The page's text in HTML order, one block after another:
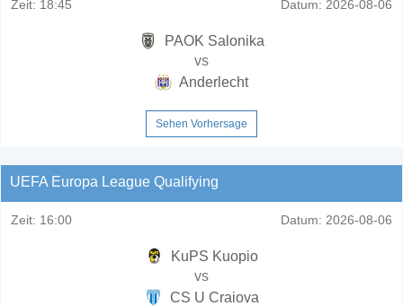
Zeit: 18:45 Datum: 2026-08-06
PAOK Salonika
vs
Anderlecht
Sehen Vorhersage
UEFA Europa League Qualifying
Zeit: 16:00 Datum: 2026-08-06
KuPS Kuopio
vs
CS U Craiova